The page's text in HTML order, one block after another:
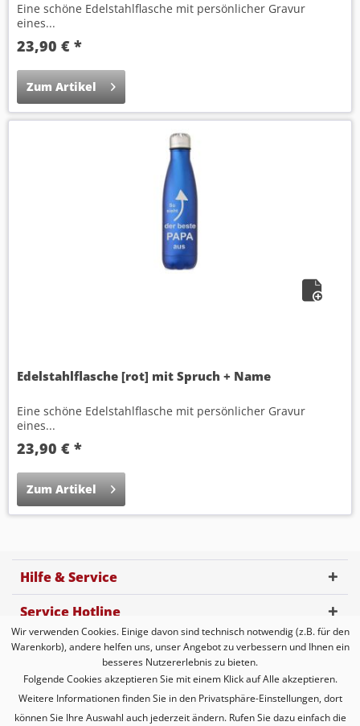
Eine schöne Edelstahlflasche mit persönlicher Gravur
eines...
23,90 € *
Zum Artikel
Edelstahlflasche [rot] mit Spruch + Name
Eine schöne Edelstahlflasche mit persönlicher Gravur
eines...
23,90 € *
Zum Artikel
Hilfe & Service
Service Hotline
Kundenbewertung
Zahlungsmöglichkeiten
Versandarten
Wir verwenden Cookies. Einige davon sind technisch notwendig (z.B. für den
Warenkorb), andere helfen uns, unser Angebot zu verbessern und Ihnen ein
besseres Nutzererlebnis zu bieten.
Folgende Cookies akzeptieren Sie mit einem Klick auf Alle akzeptieren.
Weitere Informationen finden Sie in den Privatsphäre-Einstellungen, dort
können Sie Ihre Auswahl auch jederzeit ändern. Rufen Sie dazu einfach die